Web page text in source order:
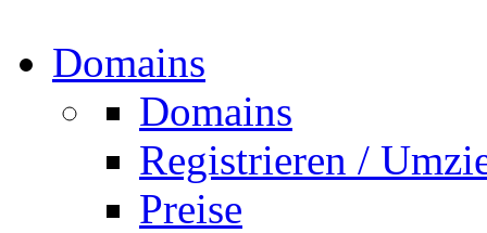
Domains
Domains
Registrieren /
Preise